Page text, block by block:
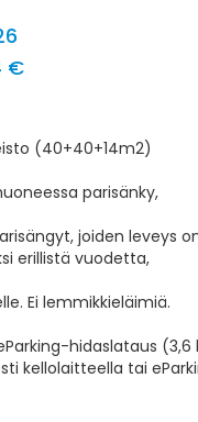
€
(40+40+14m2)
parisänky,
joiden leveys
erillistä vuodetta,
Ei lemmikkieläimiä.
hidaslataus (3,6
kellolaitteella tai